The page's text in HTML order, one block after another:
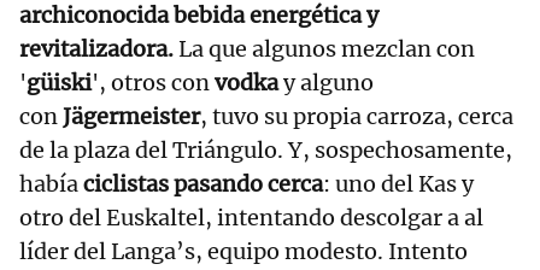
archiconocida bebida energética y
revitalizadora.La que algunos mezclan con
'güiski', otros convodkay alguno
conJägermeister, tuvo su propia carroza, cerca
de la plaza del Triángulo. Y, sospechosamente,
habíaciclistas pasando cerca: uno del Kas y
otro del Euskaltel, intentando descolgar a al
líder del Langa’s, equipo modesto. Intento